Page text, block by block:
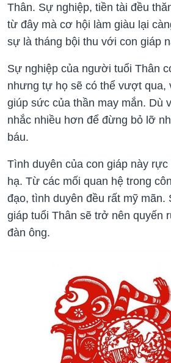
Thân. Sự nghiệp, tiền tài đều
từ đây mà cơ hội làm giàu lại
sự là tháng bội thu với con giáp
Sự nghiệp của người tuổi Thân
nhưng tự họ sẽ có thể vượt qua,
giúp sức của thần may mắn. Dù
nhắc nhiều hơn để đừng bỏ lỡ
báu.
Tình duyên của con giáp này
hạ. Từ các mối quan hệ trong
đạo, tình duyên đều rất mỹ mãn.
giáp tuổi Thân sẽ trở nên quyến
đàn ông.